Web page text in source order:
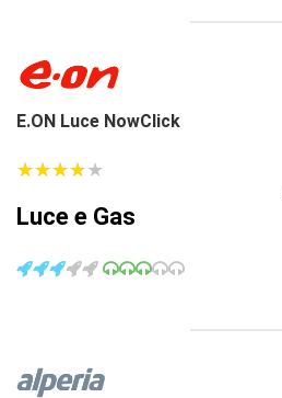
E.ON Luce NowClick
★★★★★
★★★★★
Luce e Gas